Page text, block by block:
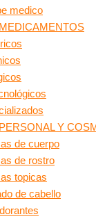
medico
Y
de cuerpo
de rostro
topicas
de cabello